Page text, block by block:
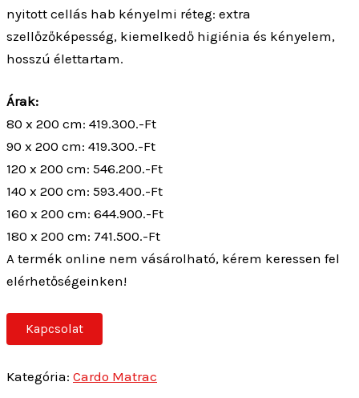
nyitott cellás hab kényelmi réteg: extra
szellőzőképesség, kiemelkedő higiénia és kényelem,
hosszú élettartam.
Árak:
80 x 200 cm: 419.300.-Ft
90 x 200 cm: 419.300.-Ft
120 x 200 cm: 546.200.-Ft
140 x 200 cm: 593.400.-Ft
160 x 200 cm: 644.900.-Ft
180 x 200 cm: 741.500.-Ft
A termék online nem vásárolható, kérem keressen fel
elérhetőségeinken!
Kapcsolat
Kategória: Cardo Matrac